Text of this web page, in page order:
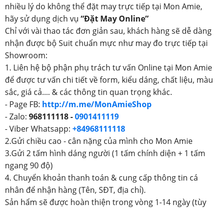
nhiều lý do không thể đặt may trực tiếp tại Mon Amie,
hãy sử dụng dịch vụ “Đặt May Online”
Chỉ với vài thao tác đơn giản sau, khách hàng sẽ dễ dàng
nhận được bộ Suit chuẩn mực như may đo trực tiếp tại
Showroom:
1. Liên hệ bộ phận phụ trách tư vấn Online tại Mon Amie
để được tư vấn chi tiết về form, kiểu dáng, chất liệu, màu
sắc, giá cả.... & các thông tin quan trọng khác.
- Page FB: http://m.me/MonAmieShop
- Zalo: 968111118 -0901411119
- Viber Whatsapp: +84968111118
2.Gửi chiều cao - cân nặng của mình cho Mon Amie
3.Gửi 2 tấm hình dáng người (1 tấm chính diện + 1 tấm
ngang 90 độ)
4. Chuyển khoản thanh toán & cung cấp thông tin cá
nhân để nhận hàng (Tên, SĐT, địa chỉ).
Sản hẩm sẽ được hoàn thiện trong vòng 1-14 ngày (tùy